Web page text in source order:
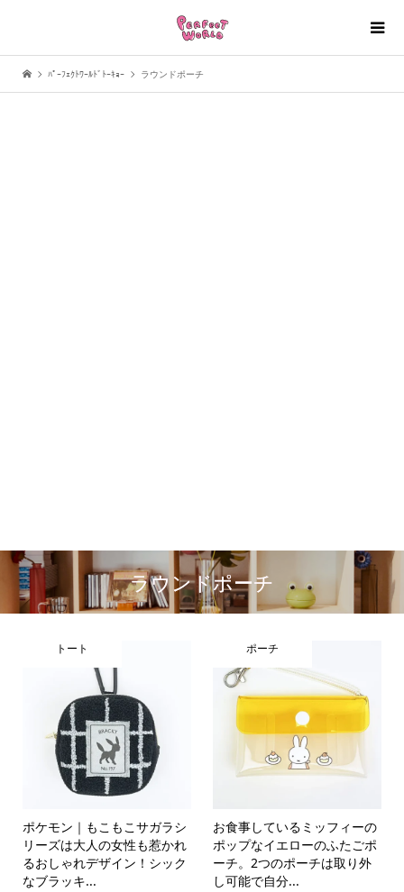
ﾊﾟｰﾌｪｸﾄﾜｰﾙﾄﾞﾄｰｷｮｰ ラウンドポーチ
ラウンドポーチ
トート
ポケモン｜もこもこサガラシ
リーズは大人の女性も惹かれ
るおしゃれデザイン！シック
なブラッキ...
ポーチ
お食事しているミッフィーの
ポップなイエローのふたごポ
ーチ。2つのポーチは取り外
し可能で自分...